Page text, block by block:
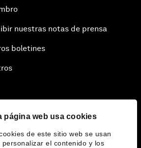
página web usa cookies
de este sitio web se usan
personalizar el contenido y los
nuestras notas de prensa
boletines
Foro